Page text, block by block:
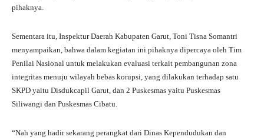
pihaknya.
Sementara itu, Inspektur Daerah Kabupaten Garut, Toni Tisna Somantri
menyampaikan, bahwa dalam kegiatan ini pihaknya dipercaya oleh Tim
Penilai Nasional untuk melakukan evaluasi terkait pembangunan zona
integritas menuju wilayah bebas korupsi, yang dilakukan terhadap satu
SKPD yaitu Disdukcapil Garut, dan 2 Puskesmas yaitu Puskesmas
Siliwangi dan Puskesmas Cibatu.
“Nah yang hadir sekarang perangkat dari Dinas Kependudukan dan